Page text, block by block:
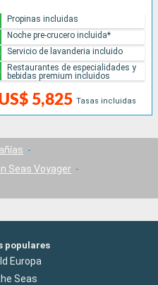
5,825 Tasas incluidas
Propinas incluidas
Noche pre-crucero incluida*
Servicio de lavanderia incluido
Restaurantes de especialidades y
bebidas premium incluidos
Seas Voyager
populares
Europa
Seas